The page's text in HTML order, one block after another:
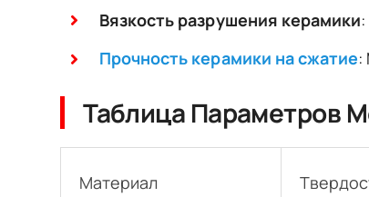
Вязкость разрушения керамики
Прочность керамики на сжатие:
Таблица Параметров
Материал